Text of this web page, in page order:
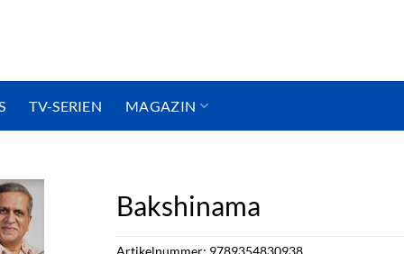
TV-SERIEN MAGAZIN
Bakshinama
Artikelnummer: 9789354830938